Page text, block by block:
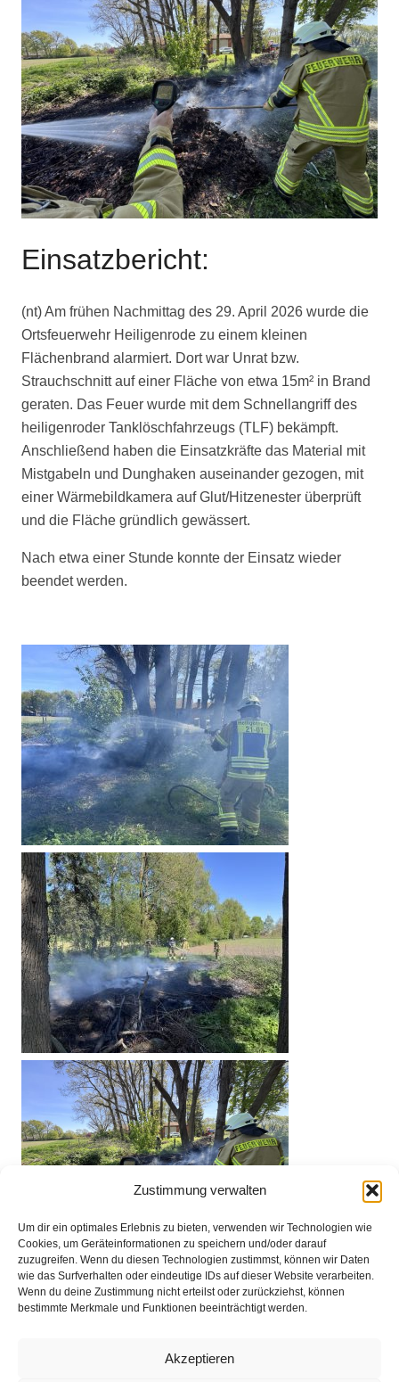
Zustimmung verwalten
Um dir ein optimales Erlebnis zu bieten, verwenden wir Technologien wie
Cookies, um Geräteinformationen zu speichern und/oder darauf
zuzugreifen. Wenn du diesen Technologien zustimmst, können wir Daten
wie das Surfverhalten oder eindeutige IDs auf dieser Website verarbeiten.
Wenn du deine Zustimmung nicht erteilst oder zurückziehst, können
bestimmte Merkmale und Funktionen beeinträchtigt werden.
Akzeptieren
Einsatzbericht:
(nt) Am frühen Nachmittag des 29. April 2026 wurde die
Ortsfeuerwehr Heiligenrode zu einem kleinen
Flächenbrand alarmiert. Dort war Unrat bzw.
Strauchschnitt auf einer Fläche von etwa 15m² in Brand
geraten. Das Feuer wurde mit dem Schnellangriff des
heiligenroder Tanklöschfahrzeugs (TLF) bekämpft.
Anschließend haben die Einsatzkräfte das Material mit
Mistgabeln und Dunghaken auseinander gezogen, mit
einer Wärmebildkamera auf Glut/Hitzenester überprüft
und die Fläche gründlich gewässert.
Nach etwa einer Stunde konnte der Einsatz wieder
beendet werden.
Datenschutz